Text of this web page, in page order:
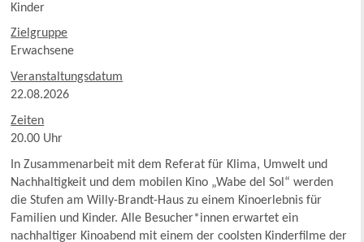
Kinder
Zielgruppe
Erwachsene
Veranstaltungsdatum
22.08.2026
Zeiten
20.00 Uhr
In Zusammenarbeit mit dem Referat für Klima, Umwelt und
Nachhaltigkeit und dem mobilen Kino „Wabe del Sol“ werden
die Stufen am Willy-Brandt-Haus zu einem Kinoerlebnis für
Familien und Kinder. Alle Besucher*innen erwartet ein
nachhaltiger Kinoabend mit einem der coolsten Kinderfilme der